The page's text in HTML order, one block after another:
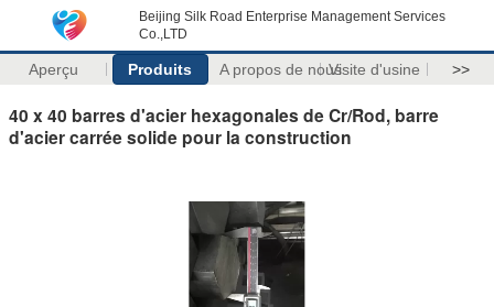
Beijing Silk Road Enterprise Management Services
Co.,LTD
Aperçu Produits A propos de nousVisite d'usine >>
40 x 40 barres d'acier hexagonales de Cr/Rod, barre
d'acier carrée solide pour la construction